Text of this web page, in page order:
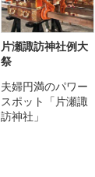
片瀬諏訪神社例大
祭
夫婦円満のパワー
スポット「片瀬諏
訪神社」